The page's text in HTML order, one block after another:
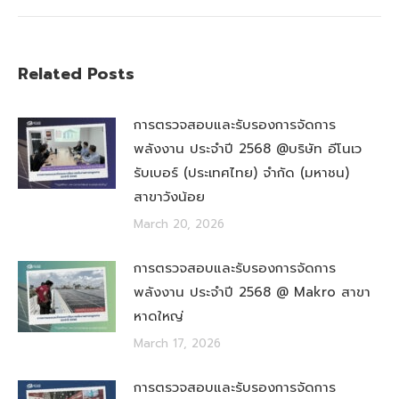
Related Posts
การตรวจสอบและรับรองการจัดการ
พลังงาน ประจำปี 2568 @บริษัท อีโนเว
รับเบอร์ (ประเทศไทย) จำกัด (มหาชน)
สาขาวังน้อย
March 20, 2026
การตรวจสอบและรับรองการจัดการ
พลังงาน ประจำปี 2568 @ Makro สาขา
หาดใหญ่
March 17, 2026
การตรวจสอบและรับรองการจัดการ